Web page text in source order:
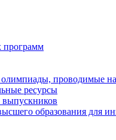
программ
олимпиады, проводимые
ресурсы
выпускников
образования для